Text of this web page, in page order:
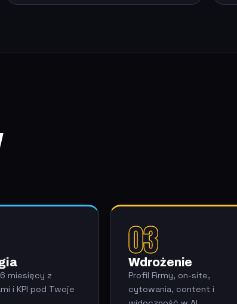
miesięcy z
i KPI pod Twoje
03
Wdrożenie
Profil Firmy, on-site,
cytowania, content i